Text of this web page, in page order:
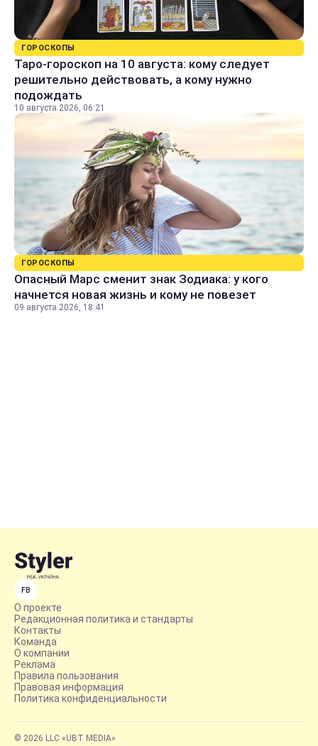
ГОРОСКОПЫ
Таро-гороскоп на 10 августа: кому следует
решительно действовать, а кому нужно
подождать
10 августа 2026, 06:21
ГОРОСКОПЫ
Опасный Марс сменит знак Зодиака: у кого
начнется новая жизнь и кому не повезет
09 августа 2026, 18:41
FB
О проекте
Редакционная политика и стандарты
Контакты
Команда
О компании
Реклама
Правила пользования
Правовая информация
Политика конфиденциальности
© 2026 LLC «UBT MEDIA»